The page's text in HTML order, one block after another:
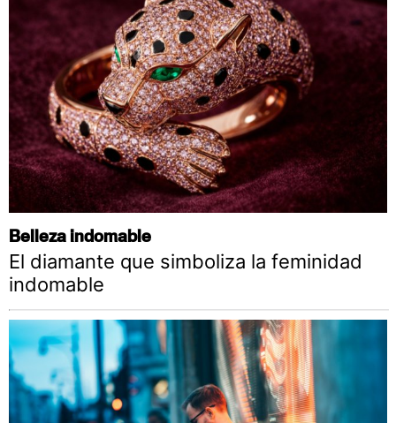
Belleza indomable
El diamante que simboliza la feminidad
indomable